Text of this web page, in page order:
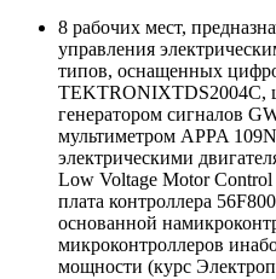
8 рабочих мест,
управления
типов, оснащенных
TEKTRONIXTDS2004C,
генератором сигналов
мультиметром APPA
электрическими
Low Voltage Motor Control
плата контроллера
основанной
микроконтроллеров
мощности (курс